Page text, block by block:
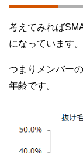
考えてみれば
になっています。
つまりメンバー
年齢です。